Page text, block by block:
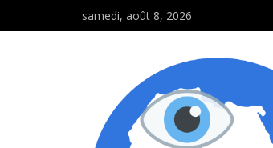
samedi, août 8, 2026